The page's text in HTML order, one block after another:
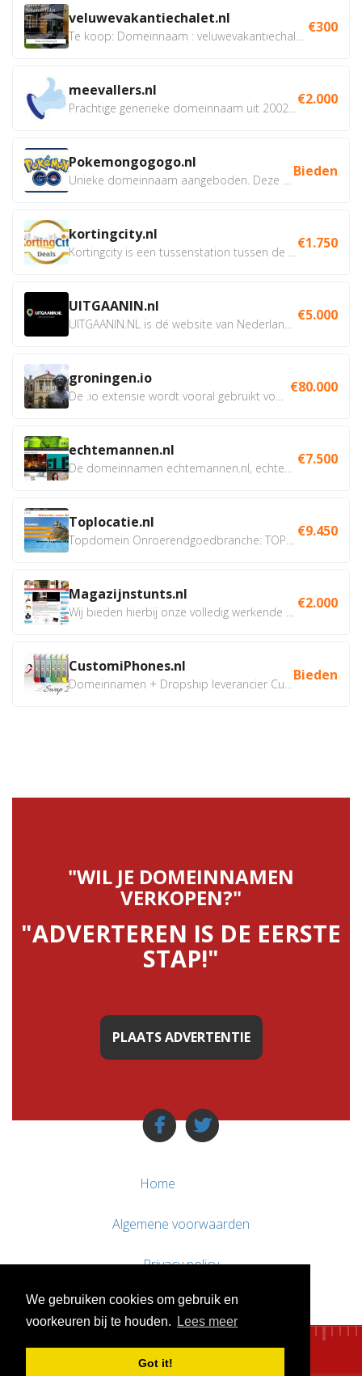
We gebruiken cookies om gebruik en
voorkeuren bij te houden.
Lees meer
Got it!
veluwevakantiechalet.nl €300
meevallers.nl €2.000
Pokemongogogo.nl Bieden
kortingcity.nl €1.750
UITGAANIN.nl €5.000
groningen.io €80.000
echtemannen.nl €7.500
Toplocatie.nl €9.450
Magazijnstunts.nl €2.000
CustomiPhones.nl Bieden
"WIL JE DOMEINNAMEN
VERKOPEN?"
"ADVERTEREN IS DE EERSTE
STAP!"
PLAATS ADVERTENTIE
Home
Algemene voorwaarden
Privacy policy
Contact / Support